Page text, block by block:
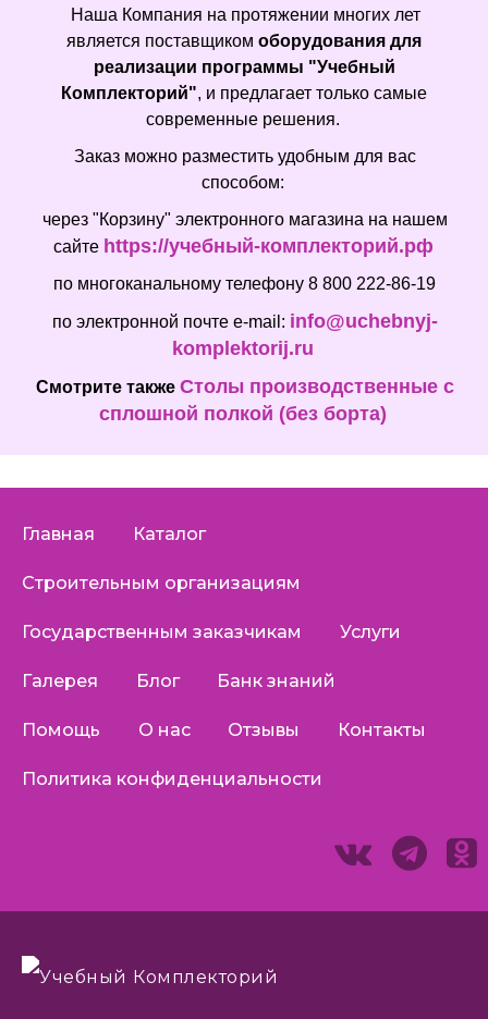
Наша Компания на протяжении многих лет
является поставщиком оборудования для
реализации программы "Учебный
Комплекторий", и предлагает только самые
современные решения.
Заказ можно разместить удобным для вас
способом:
через "Корзину" электронного магазина на нашем
сайте https://учебный-комплекторий.рф
по многоканальному телефону 8 800 222-86-19
по электронной почте e-mail: info@uchebnyj-
komplektorij.ru
Смотрите также Столы производственные с
сплошной полкой (без борта)
Главная Каталог
Строительным организациям
Государственным заказчикам Услуги
Галерея Блог Банк знаний
Помощь О нас Отзывы Контакты
Политика конфиденциальности